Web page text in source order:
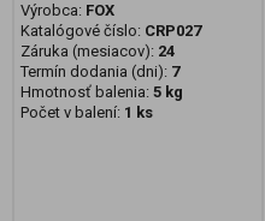
Výrobca: FOX
Katalógové číslo: CRP027
Záruka (mesiacov): 24
Termín dodania (dni): 7
Hmotnosť balenia: 5 kg
Počet v balení: 1 ks